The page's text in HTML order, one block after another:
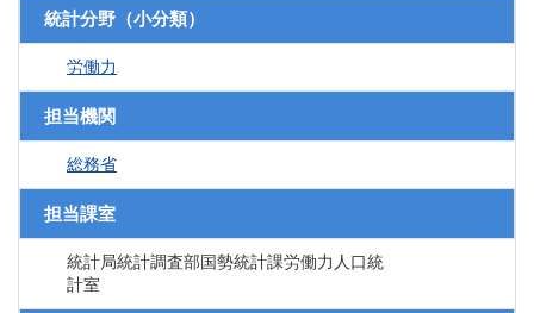
統計分野（小分類）
労働力
担当機関
総務省
担当課室
統計局統計調査部国勢統計課労働力人口統
計室